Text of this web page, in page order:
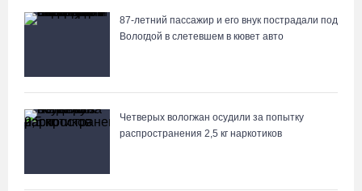
87-летний пассажир и его внук пострадали под
Вологдой в слетевшем в кювет авто
Четверых вологжан осудили за попытку
распространения 2,5 кг наркотиков